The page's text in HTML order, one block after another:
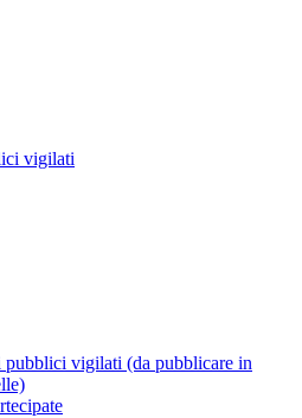
vigilati
pubblici vigilati (da pubblicare in